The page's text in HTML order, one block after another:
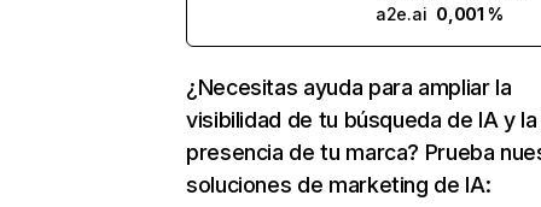
a2e.ai 0,001 %
¿Necesitas ayuda para ampliar la
visibilidad de tu búsqueda de IA y la
presencia de tu marca? Prueba
soluciones de marketing de IA: